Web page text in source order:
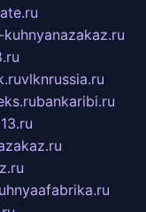
vlknrussia.ru
bankaribi.ru